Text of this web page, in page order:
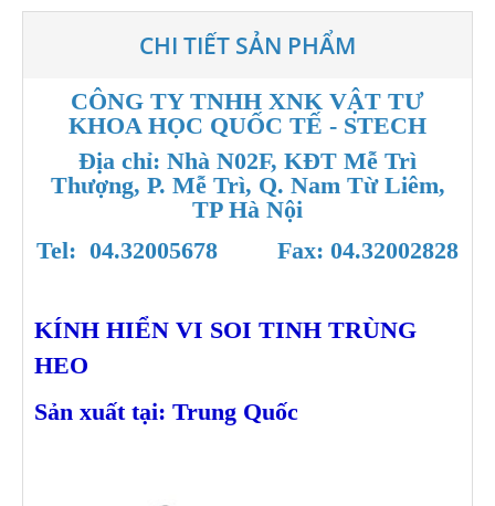
CHI TIẾT SẢN PHẨM
CÔNG TY TNHH XNK VẬT TƯ
KHOA HỌC QUỐC TẾ - STECH
Địa chỉ: Nhà N02F, KĐT Mễ Trì
Thượng, P. Mễ Trì, Q. Nam Từ Liêm,
TP Hà Nội
Tel: 04.32005678 Fax: 04.32002828
KÍNH HIỂN VI SOI TINH TRÙNG
HEO
Sản xuất tại: Trung Quốc